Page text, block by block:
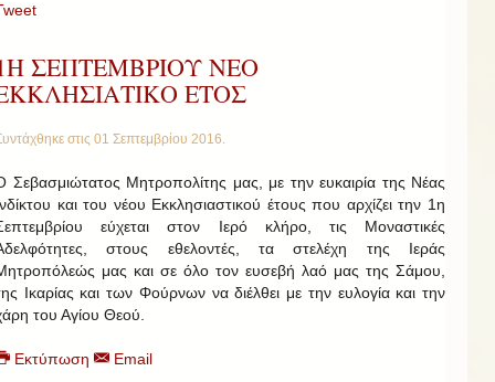
ΣΕΠΤΕΜΒΡΙΟΥ ΝΕΟ
ΕΤΟΣ
στις 01 Σεπτεμβρίου 2016.
Σεβασμιώτατος Μητροπολίτης μας, με την ευκαιρία της Νέας
και του νέου Εκκλησιαστικού έτους που αρχίζει την 1η
εύχεται στον Ιερό κλήρο, τις Μοναστικές
στους εθελοντές, τα στελέχη της Ιεράς
μας και σε όλο τον ευσεβή λαό μας της Σάμου,
Ικαρίας και των Φούρνων να διέλθει με την ευλογία και την
του Αγίου Θεού.
Εκτύπωση Email